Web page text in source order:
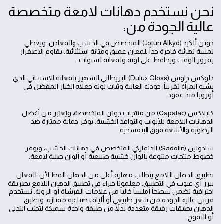
نحن نستخدم دهانات لامعة متخصصة
عالية الجودة من:
جوتن ألكيد (Jotun Alkyd) المتخصص في الخشب والمعادن، ويعطي
لمسة نهائية فاخرة جداً بلمعان عميق ومتانة استثنائية. يقاوم الاصفرار
بمرور الوقت ويحافظ على لونه ولمعانه لسنوات.
دلوكس جلوس (Dulux Gloss) البريطاني الشهير بلمعانه الاستثنائي الذي
يشبه المرآة تقريباً. جودته العالية وثبات لونه جعلاه الخيار المفضل في
أوروبا منذ عقود.
كابلاكس (Capalac) من منتجات جوتن المتخصصة، ويُعتبر من أفضل
الدهانات اللامعة للأبواب والنوافذ الخشبية. يوفر حماية ممتازة ضد
الرطوبة والأشعة فوق البنفسجية.
سادولين (Sadolin) الدنماركي المتخصص في دهانات الخشب، ويوفر
خطوط منتجات متنوعة بألوان خشبية طبيعية أو ألوان صلبة لامعة.
تطبيق الدهان اللامع يتطلب مهارة أعلى من الدهان المط لأن اللمعان
يبرز أي عيوب في التطبيق. معلمونا خبراء في تطبيق الدهان اللامع بطريقة
احترافية تضمن سطحاً أملساً خالياً من علامات الفرشاة أو الرولة. نستخدم
فرش عالية الجودة من شعر طبيعي أو ألياف صناعية ممتازة، ونطبق
الدهان بطبقات رقيقة متعددة بدلاً من طبقة واحدة سميكة لتجنب التدلي
أو التموج.